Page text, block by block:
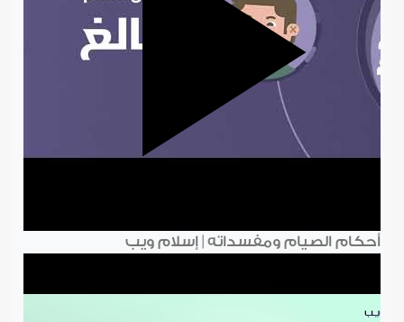
أحكام الصيام ومفسداته | إسلام ويب